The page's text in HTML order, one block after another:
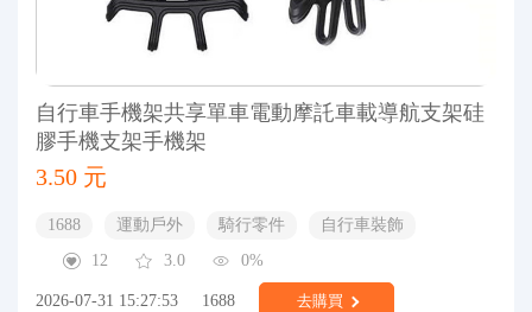
自行車手機架共享單車電動摩託車載導航支架硅
膠手機支架手機架
3.50 元
1688 運動戶外 騎行零件
自行車裝飾
12
3.0 0%
2026-07-31 15:27:53 1688 去購買